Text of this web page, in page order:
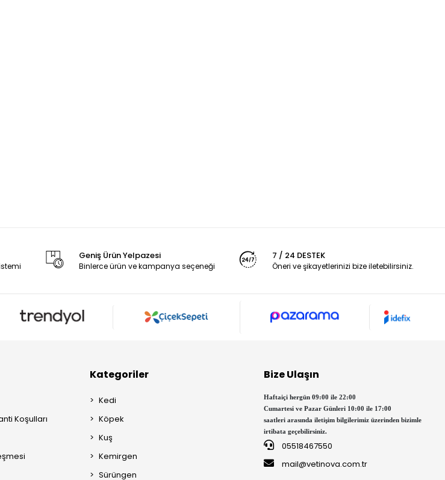
Geniş Ürün Yelpazesi
Binlerce ürün ve kampanya seçeneği
7 / 24 DESTEK
Öneri ve şikayetlerinizi bize iletebilirsiniz.
Koşulları
Kategoriler
Kedi
Köpek
Kuş
Kemirgen
Sürüngen
Bize Ulaşın
Haftaiçi hergün 09:00 ile 22:00
Cumartesi ve Pazar Günleri 10:00 ile 17:00
saatleri arasında iletişim bilgilerimiz üzerinden bizimle
irtibata geçebilirsiniz.
05518467550
mail@vetinova.com.tr